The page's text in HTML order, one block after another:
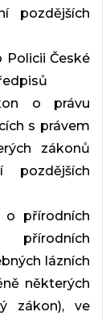
pozdějších
Policii České
o právu
s právem
zákonů
pozdějších
o přírodních
přírodních
lázních
některých
zákon), ve